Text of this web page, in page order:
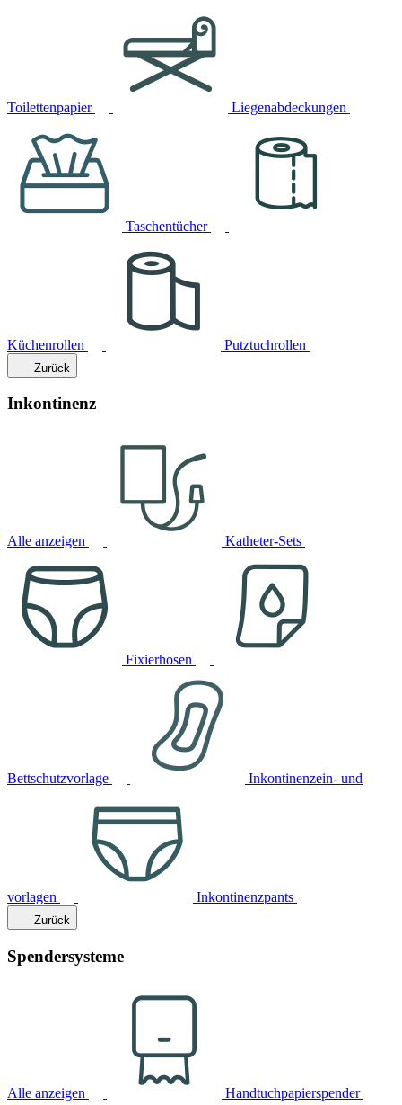
Toilettenpapier Liegenabdeckungen
Taschentücher
Küchenrollen Putztuchrollen
Zurück
Inkontinenz
Alle anzeigen Katheter-Sets
Fixierhosen
Bettschutzvorlage Inkontinenzein- und
vorlagen Inkontinenzpants
Zurück
Spendersysteme
Alle anzeigen Handtuchpapierspender